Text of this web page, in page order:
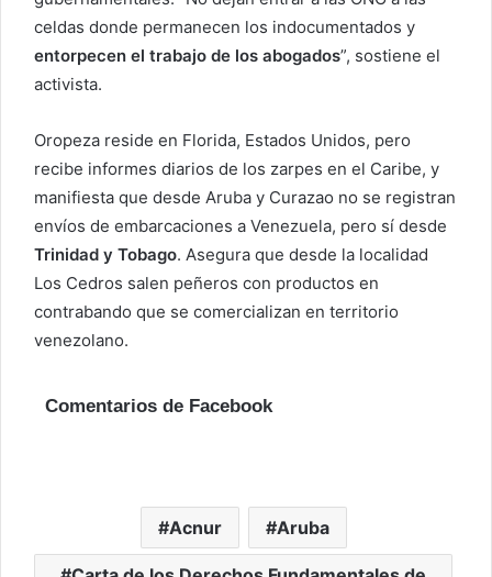
celdas donde permanecen los indocumentados y
entorpecen el trabajo de los abogados”, sostiene el
activista.
Oropeza reside en Florida, Estados Unidos, pero
recibe informes diarios de los zarpes en el Caribe, y
manifiesta que desde Aruba y Curazao no se registran
envíos de embarcaciones a Venezuela, pero sí desde
Trinidad y Tobago. Asegura que desde la localidad
Los Cedros salen peñeros con productos en
contrabando que se comercializan en territorio
venezolano.
Comentarios de Facebook
Acnur Aruba